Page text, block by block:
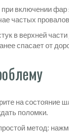
включении
частых
в верхней
спасает от
на
поломки.
метод: